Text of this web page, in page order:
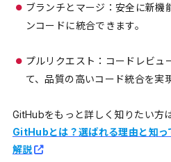
ブランチとマージ：安全に新機
ンコードに統合できます。
プルリクエスト：コードレビュ
て、品質の高いコード統合を実
GitHubをもっと詳しく知りたい方
GitHubとは？選ばれる理由と知っ
解説